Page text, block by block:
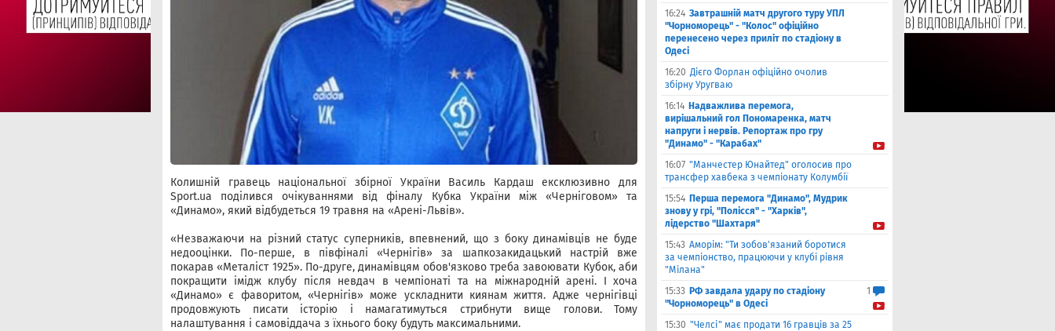
Колишній гравець національної збірної України Василь Кардаш ексклюзивно для
Sport.ua поділився очікуваннями від фіналу Кубка України між «Черніговом» та
«Динамо», який відбудеться 19 травня на «Арені-Львів».
«Незважаючи на різний статус суперників, впевнений, що з боку динамівців не буде
недооцінки. По-перше, в півфіналі «Чернігів» за шапкозакидацький настрій вже
покарав «Металіст 1925». По-друге, динамівцям обов'язково треба завоювати Кубок, аби
покращити імідж клубу після невдач в чемпіонаті та на міжнародній арені. І хоча
«Динамо» є фаворитом, «Чернігів» може ускладнити киянам життя. Адже чернігівці
продовжують писати історію і намагатимуться стрибнути вище голови. Тому
налаштування і самовіддача з їхнього боку будуть максимальними.
16:24 Завтрашній матч другого туру УПЛ
"Чорноморець" - "Колос" офіційно
перенесено через приліт по стадіону в
Одесі
16:20 Дієго Форлан офіційно очолив
збірну Уругваю
16:14 Надважлива перемога,
вирішальний гол Пономаренка, матч
напруги і нервів. Репортаж про гру
"Динамо" - "Карабах"
16:07 "Манчестер Юнайтед" оголосив про
трансфер хавбека з чемпіонату Колумбії
15:54 Перша перемога "Динамо", Мудрик
знову у грі, "Полісся" - "Харків",
лідерство "Шахтаря"
15:43 Аморім: "Ти зобов'язаний боротися
за чемпіонство, працюючи у клубі рівня
"Мілана"
15:33 РФ завдала удару по стадіону
"Чорноморець" в Одесі
1
15:30 "Челсі" має продати 16 гравців за 25